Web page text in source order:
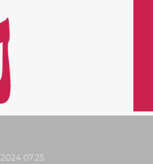
2024.07.25.